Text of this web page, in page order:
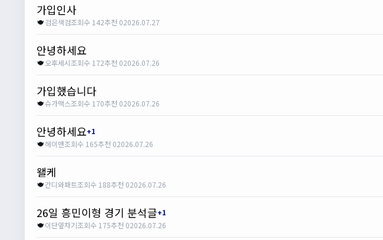
가입인사
검은색검조회수 142추천 02026.07.27
안녕하세요
오후세시조회수 172추천 02026.07.26
가입했습니다
슈가맥스조회수 170추천 02026.07.26
안녕하세요+1
헤이맨조회수 165추천 02026.07.26
왤케
간디와패트조회수 188추천 02026.07.26
26일 흥민이형 경기 분석글+1
이단옆차기조회수 175추천 02026.07.26